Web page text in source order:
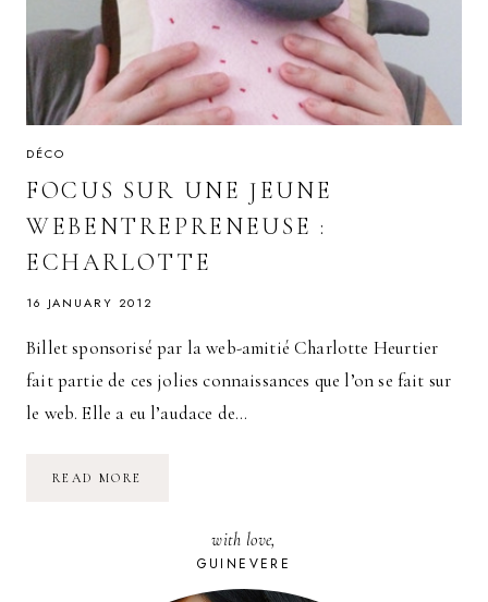
DÉCO
FOCUS SUR UNE JEUNE
WEBENTREPRENEUSE :
ECHARLOTTE
16 JANUARY 2012
Billet sponsorisé par la web-amitié Charlotte Heurtier
fait partie de ces jolies connaissances que l’on se fait sur
le web. Elle a eu l’audace de…
READ MORE
WEBENTREPRENEUSE
ECHARLOTTE
with love,
GUINEVERE